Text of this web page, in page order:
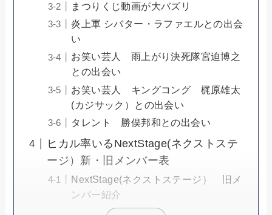
まつりくじ動画が大バズリ
炎上軍 シバター・ラファエルとの出会
い
お笑い芸人 雨上がり決死隊宮迫博之
との出会い
お笑い芸人 キングコング 梶原雄太
(カジサック）との出会い
タレント 勝俣邦和との出会い
ヒカル率いるNextStage(ネクストステ
ージ）新・旧メンバー表
NextStage(ネクストステージ） 旧メ
ンバー紹介